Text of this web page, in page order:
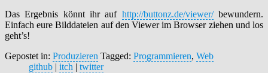
Das Ergebnis könnt ihr auf http://buttonz.de/viewer/bewundern.
Einfach eure Bilddateien auf den Viewer im Browser ziehen und los
geht’s!
Gepostet in: Produzieren Tagged: Programmieren, Web
github | itch | twitter